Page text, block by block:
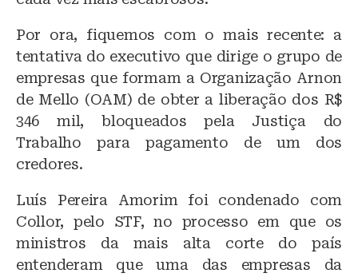
Por ora, fiquemos com o mais recente: a
tentativa do executivo que dirige o grupo de
empresas que formam a Organização Arnon
de Mello (OAM) de obter a liberação dos R$
346 mil, bloqueados pela Justiça do
Trabalho para pagamento de um dos
credores.
Luís Pereira Amorim foi condenado com
Collor, pelo STF, no processo em que os
ministros da mais alta corte do país
entenderam que uma das empresas da